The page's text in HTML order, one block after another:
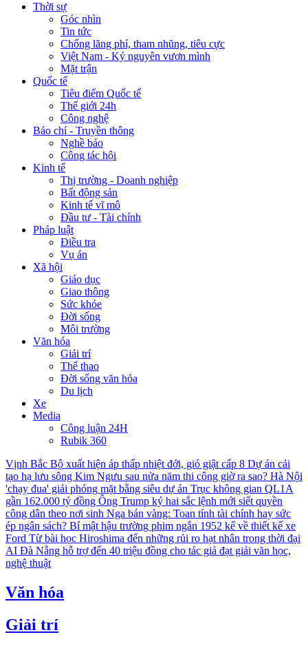
Thời sự
Góc nhìn
Tin tức
Chống lãng phí, tham nhũng, tiêu cực
Việt Nam - Kỷ nguyên vươn mình
Mặt trận
Quốc tế
Tiêu điểm Quốc tế
Thế giới 24h
Công nghệ
Báo chí - Truyền thông
Nghề báo
Công tác hội
Kinh tế
Thị trường - Doanh nghiệp
Bất động sản
Kinh tế vĩ mô
Đầu tư - Tài chính
Pháp luật
Điều tra
Vụ án
Xã hội
Giáo dục
Giao thông
Sức khỏe
Đời sống
Môi trường
Văn hóa
Giải trí
Thể thao
Đời sống văn hóa
Du lịch
Xe
Media
Công luận 24H
Rubik 360
Vịnh Bắc Bộ xuất hiện áp thấp nhiệt đới, gió giật cấp 8 Dự án cải
tạo hạ lưu sông Kim Ngưu sau nửa năm thi công giờ ra sao? Hà Nội
'chạy đua' giải phóng mặt bằng siêu dự án Trục không gian QL1A
gần 162.000 tỷ đồng Ông Trump ký hai sắc lệnh mới siết quyền
công dân theo nơi sinh Nga bán vàng: Toan tính tài chính hay sức
ép ngân sách? Bí mật hậu trường phim ngắn 1952 kể về thiết kế xe
Ford Từ bài học Hiroshima đến những rủi ro hạt nhân trong thời đại
AI Đà Nẵng hỗ trợ đến 40 triệu đồng cho tác giả đạt giải văn học,
nghệ thuật
Văn hóa
Giải trí